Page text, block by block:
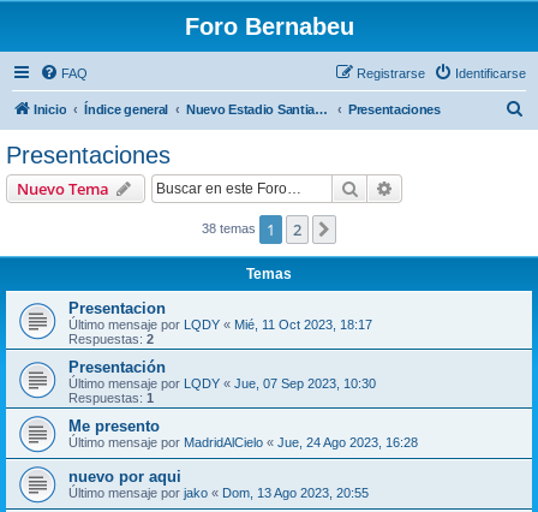
Foro Bernabeu
FAQ Identificarse
Registrarse
Inicio Índice general Nuevo Estadio Santiago Bernabéu Presentaciones
Presentaciones
Nuevo Tema Buscar
38 temas 1 2
Temas
Presentacion
Último mensaje por LQDY « Mié, 11 Oct 2023, 18:17
Respuestas: 2
Presentación
Último mensaje por LQDY « Jue, 07 Sep 2023, 10:30
Respuestas: 1
Me presento
Último mensaje por MadridAlCielo « Jue, 24 Ago 2023, 16:28
nuevo por aqui
Último mensaje por jako « Dom, 13 Ago 2023, 20:55